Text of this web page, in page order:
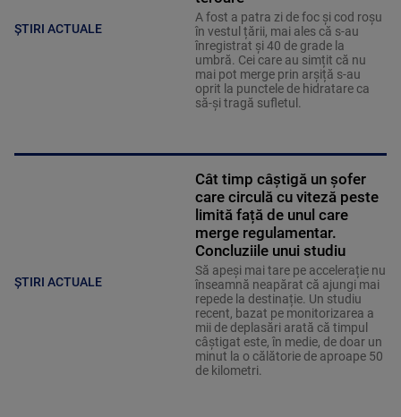
ȘTIRI ACTUALE
A fost a patra zi de foc și cod roșu
în vestul țării, mai ales că s-au
înregistrat și 40 de grade la
umbră. Cei care au simțit că nu
mai pot merge prin arșiță s-au
oprit la punctele de hidratare ca
să-și tragă sufletul.
ȘTIRI ACTUALE
Cât timp câștigă un șofer
care circulă cu viteză peste
limită față de unul care
merge regulamentar.
Concluziile unui studiu
Să apeși mai tare pe accelerație nu
înseamnă neapărat că ajungi mai
repede la destinație. Un studiu
recent, bazat pe monitorizarea a
mii de deplasări arată că timpul
câștigat este, în medie, de doar un
minut la o călătorie de aproape 50
de kilometri.